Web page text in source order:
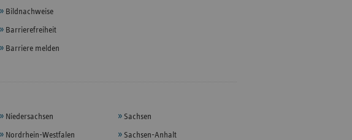
Bildnachweise
Barrierefreiheit
Barriere melden
Niedersachsen
Nordrhein-Westfalen
Sachsen
Sachsen-Anhalt